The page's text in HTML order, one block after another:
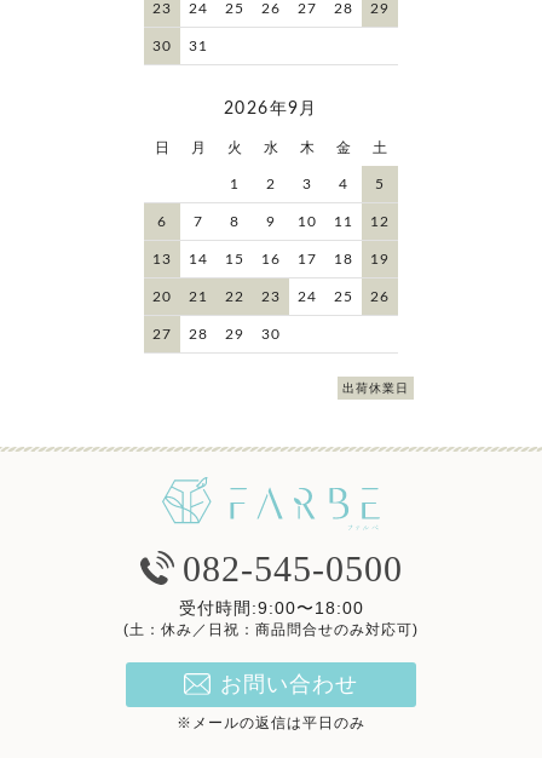
23 24 25 26 27 28 29
30 31
2026年9月
日 月 火 水 木 金 土
1 2 3 4 5
6 7 8 9 10 11 12
13 14 15 16 17 18 19
20 21 22 23 24 25 26
27 28 29 30
出荷休業日
082-545-0500
受付時間:9:00〜18:00
(土：休み／日祝：商品問合せのみ対応可)
お問い合わせ
※メールの返信は平日のみ